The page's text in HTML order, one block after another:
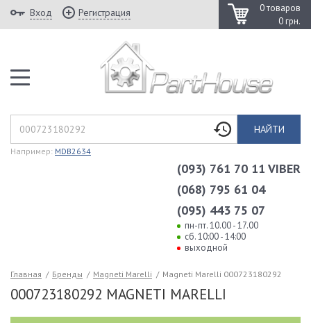
0 товаров
0 грн.
Вход Регистрация
НАЙТИ
Например: MDB2634
(093) 761 70 11 VIBER
(068) 795 61 04
(095) 443 75 07
пн-пт. 10.00 - 17.00
сб. 10:00 - 14:00
выходной
Главная / Бренды / Magneti Marelli / Magneti Marelli 000723180292
000723180292 MAGNETI MARELLI